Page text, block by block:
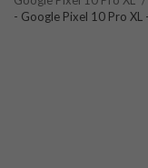
- Google Pixel 10 Pro